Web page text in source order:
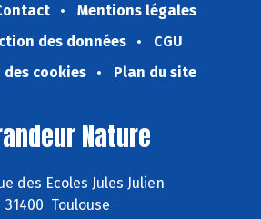
Mentions légales
des données
CGU
des cookies
Plan du site
Nature
des Ecoles Jules Julien
31400 Toulouse